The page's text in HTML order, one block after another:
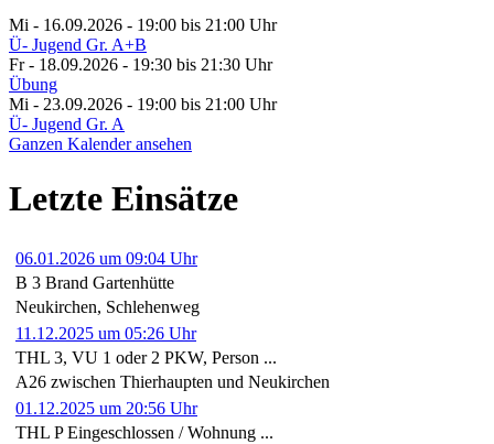
Mi - 16.09.2026 - 19:00 bis 21:00 Uhr
Ü- Jugend Gr. A+B
Fr - 18.09.2026 - 19:30 bis 21:30 Uhr
Übung
Mi - 23.09.2026 - 19:00 bis 21:00 Uhr
Ü- Jugend Gr. A
Ganzen Kalender ansehen
Letzte Einsätze
06.01.2026 um 09:04 Uhr
B 3 Brand Gartenhütte
Neukirchen, Schlehenweg
11.12.2025 um 05:26 Uhr
THL 3, VU 1 oder 2 PKW, Person ...
A26 zwischen Thierhaupten und Neukirchen
01.12.2025 um 20:56 Uhr
THL P Eingeschlossen / Wohnung ...